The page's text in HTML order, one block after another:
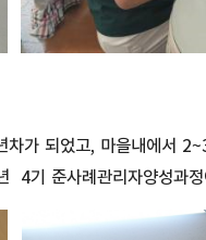
가 되었고, 마을내에서
4기 준사례관리자양성과